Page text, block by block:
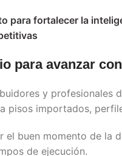
para fortalecer la
para avanzar
y profesionales
pisos importados,
buen momento de la
de ejecución.